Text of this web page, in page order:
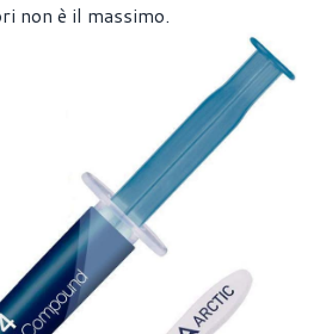
non è il massimo.